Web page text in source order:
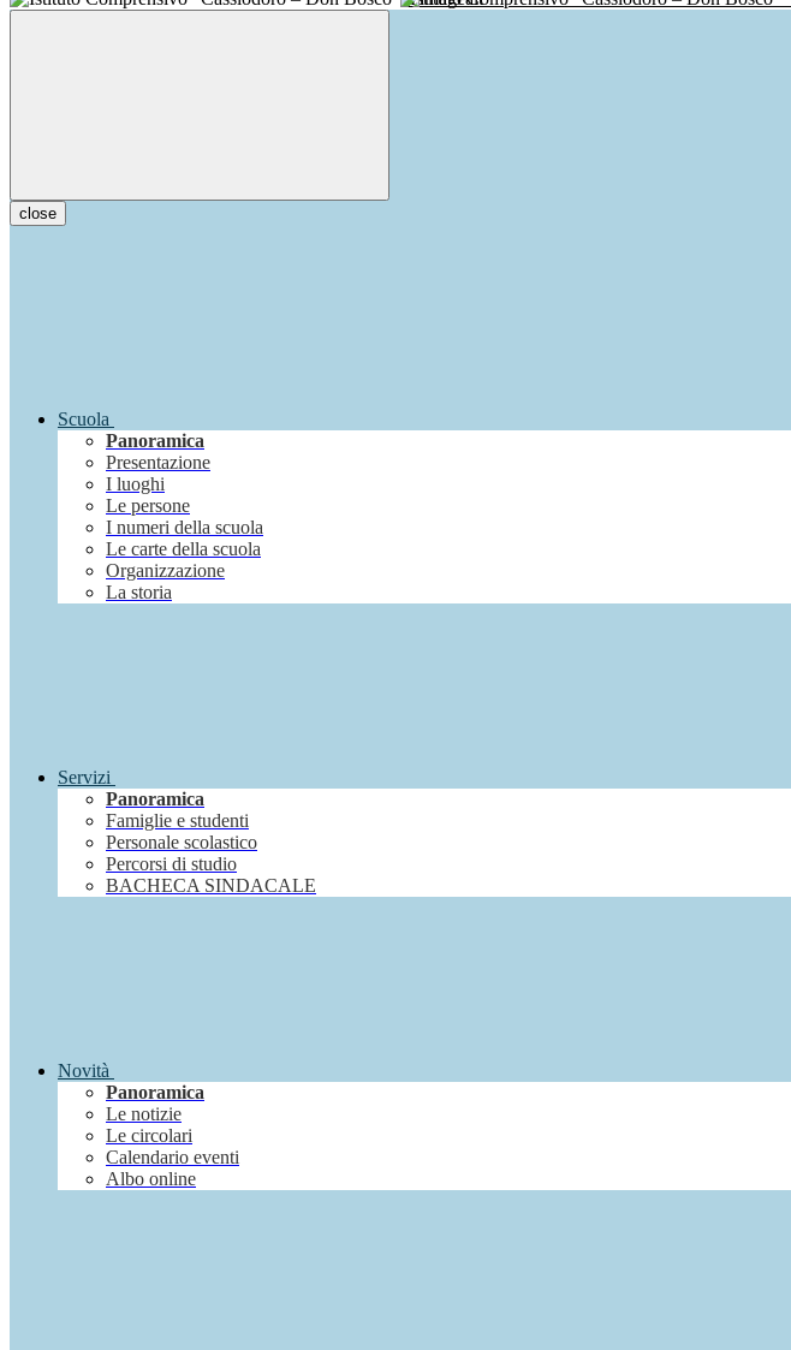
close
Scuola
Panoramica
Presentazione
I luoghi
Le persone
I numeri della scuola
Le carte della scuola
Organizzazione
La storia
Servizi
Panoramica
Famiglie e studenti
Personale scolastico
Percorsi di studio
BACHECA SINDACALE
Novità
Panoramica
Le notizie
Le circolari
Calendario eventi
Albo online